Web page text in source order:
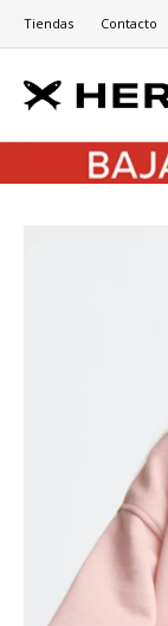
Tiendas Contacto